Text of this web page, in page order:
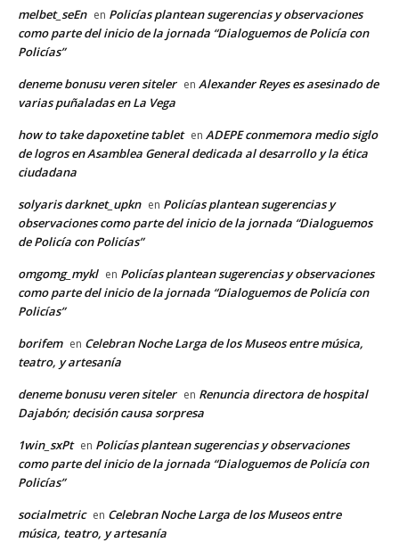
melbet_seEn en Policías plantean sugerencias y observaciones
como parte del inicio de la jornada “Dialoguemos de Policía con
Policías”
deneme bonusu veren siteler en Alexander Reyes es asesinado de
varias puñaladas en La Vega
how to take dapoxetine tablet en ADEPE conmemora medio siglo
de logros en Asamblea General dedicada al desarrollo y la ética
ciudadana
solyaris darknet_upkn en Policías plantean sugerencias y
observaciones como parte del inicio de la jornada “Dialoguemos
de Policía con Policías”
omgomg_mykl en Policías plantean sugerencias y observaciones
como parte del inicio de la jornada “Dialoguemos de Policía con
Policías”
borifem en Celebran Noche Larga de los Museos entre música,
teatro, y artesanía
deneme bonusu veren siteler en Renuncia directora de hospital
Dajabón; decisión causa sorpresa
1win_sxPt en Policías plantean sugerencias y observaciones
como parte del inicio de la jornada “Dialoguemos de Policía con
Policías”
socialmetric en Celebran Noche Larga de los Museos entre
música, teatro, y artesanía